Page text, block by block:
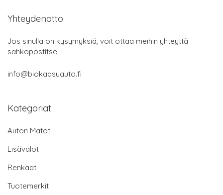
Yhteydenotto
Jos sinulla on kysymyksiä, voit ottaa meihin yhteyttä
sähköpostitse:
info@biokaasuauto.fi
Kategoriat
Auton Matot
Lisävalot
Renkaat
Tuotemerkit